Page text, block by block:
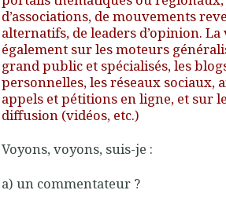
d’associations, de mouvements
alternatifs, de leaders d’opinion.
également sur les moteurs
grand public et spécialisés, les
personnelles, les réseaux sociaux,
appels et pétitions en ligne, et sur
diffusion (vidéos, etc.)
Voyons, voyons, suis-je :
a) un commentateur ?